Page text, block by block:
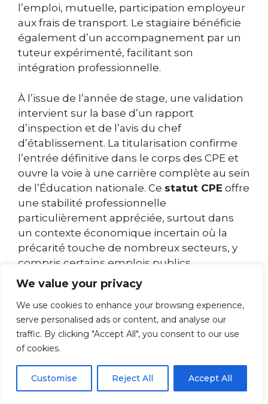
We value your privacy
We use cookies to enhance your browsing experience,
serve personalised ads or content, and analyse our
traffic. By clicking "Accept All", you consent to our use
of cookies.
Customise Reject All Accept All
l’emploi, mutuelle, participation employeur
aux frais de transport. Le stagiaire bénéficie
également d’un accompagnement par un
tuteur expérimenté, facilitant son
intégration professionnelle.
À l’issue de l’année de stage, une validation
intervient sur la base d’un rapport
d’inspection et de l’avis du chef
d’établissement. La titularisation confirme
l’entrée définitive dans le corps des CPE et
ouvre la voie à une carrière complète au sein
de l’Éducation nationale. Ce statut CPE offre
une stabilité professionnelle
particulièrement appréciée, surtout dans
un contexte économique incertain où la
précarité touche de nombreux secteurs, y
compris certains emplois publics.
Les conditions d’accès au
concours en 2025
Actuellement, le concours de recrutement
années d’études supérieures après le
baccalauréat. Les candidats doivent justifier